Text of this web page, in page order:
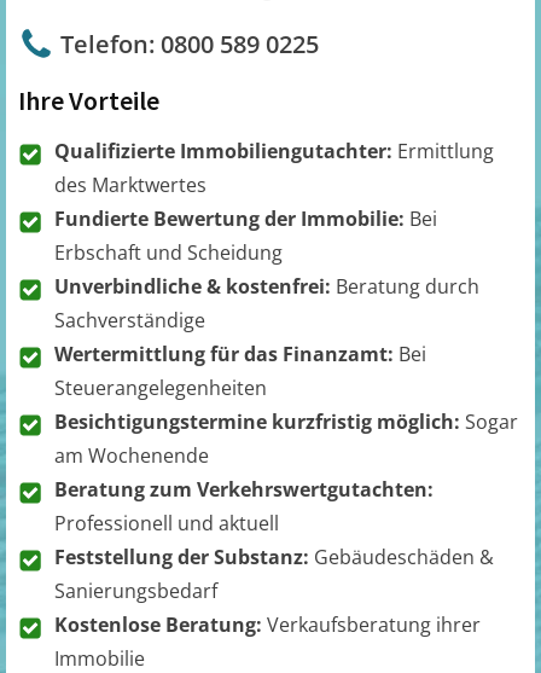
Telefon: 0800 589 0225
Ihre Vorteile
Qualifizierte Immobiliengutachter: Ermittlung
des Marktwertes
Fundierte Bewertung der Immobilie: Bei
Erbschaft und Scheidung
Unverbindliche & kostenfrei: Beratung durch
Sachverständige
Wertermittlung für das Finanzamt: Bei
Steuerangelegenheiten
Besichtigungstermine kurzfristig möglich: Sogar
am Wochenende
Beratung zum Verkehrswertgutachten:
Professionell und aktuell
Feststellung der Substanz: Gebäudeschäden &
Sanierungsbedarf
Kostenlose Beratung: Verkaufsberatung ihrer
Immobilie